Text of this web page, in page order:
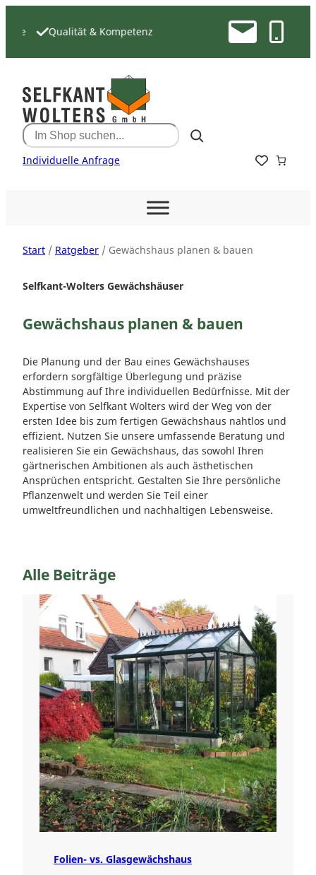
InhaltQualität & Kompetenz
Search
Individuelle Anfrage
Start / Ratgeber / Gewächshaus planen & bauen
Selfkant-Wolters Gewächshäuser
Gewächshaus planen & bauen
Die Planung und der Bau eines Gewächshauses
erfordern sorgfältige Überlegung und präzise
Abstimmung auf Ihre individuellen Bedürfnisse. Mit der
Expertise von Selfkant Wolters wird der Weg von der
ersten Idee bis zum fertigen Gewächshaus nahtlos und
effizient. Nutzen Sie unsere umfassende Beratung und
realisieren Sie ein Gewächshaus, das sowohl Ihren
gärtnerischen Ambitionen als auch ästhetischen
Ansprüchen entspricht. Gestalten Sie Ihre persönliche
Pflanzenwelt und werden Sie Teil einer
umweltfreundlichen und nachhaltigen Lebensweise.
Alle Beiträge
Folien- vs. Glasgewächshaus